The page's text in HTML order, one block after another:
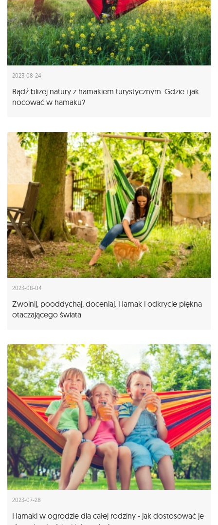
2023-08-24
Bądź bliżej natury z hamakiem turystycznym. Gdzie i jak
nocować w hamaku?
2023-08-04
Zwolnij, pooddychaj, doceniaj. Hamak i odkrycie piękna
otaczającego świata
2023-07-28
Hamaki w ogrodzie dla całej rodziny - jak dostosować je